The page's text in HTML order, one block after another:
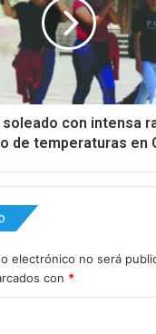
soleado con intensa
de temperaturas en
electrónico no será
con *